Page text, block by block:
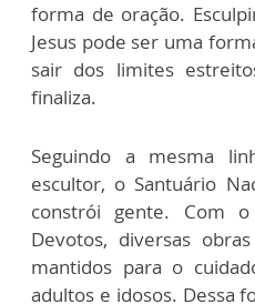
forma de oração.
Jesus pode ser uma
sair dos limites
finaliza.
Seguindo a mesma
escultor, o Santuário
constrói gente. Com
Devotos, diversas
mantidos para o
adultos e idosos. Dessa